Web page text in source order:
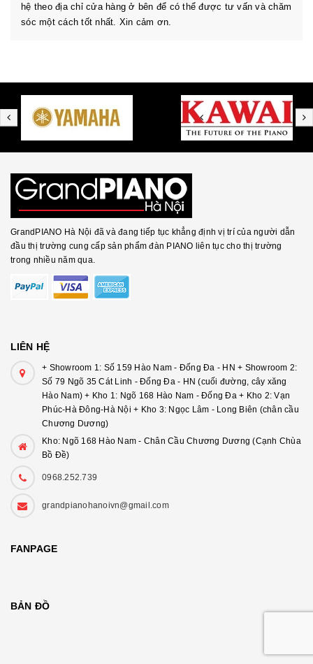
hệ theo địa chỉ cửa hàng ở bên để có thể được tư vấn và chăm
sóc một cách tốt nhất. Xin cảm ơn.
GrandPIANO Hà Nội đã và đang tiếp tục khẳng định vị trí của người dẫn
đầu thị trường cung cấp sản phẩm đàn PIANO liên tục cho thị trường
trong nhiều năm qua.
LIÊN HỆ
+ Showroom 1: Số 159 Hào Nam - Đống Đa - HN + Showroom 2:
Số 79 Ngõ 35 Cát Linh - Đống Đa - HN (cuối đường, cây xăng
Hào Nam) + Kho 1: Ngõ 168 Hào Nam - Đống Đa + Kho 2: Vạn
Phúc-Hà Đông-Hà Nội + Kho 3: Ngọc Lâm - Long Biên (chân cầu
Chương Dương)
Kho: Ngõ 168 Hào Nam - Chân Cầu Chương Dương (Cạnh Chùa
Bồ Đề)
0968.252.739
grandpianohanoivn@gmail.com
FANPAGE
BẢN ĐỒ